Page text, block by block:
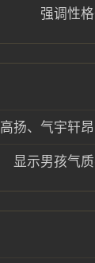
强调性
高扬、气宇轩
显示男孩气